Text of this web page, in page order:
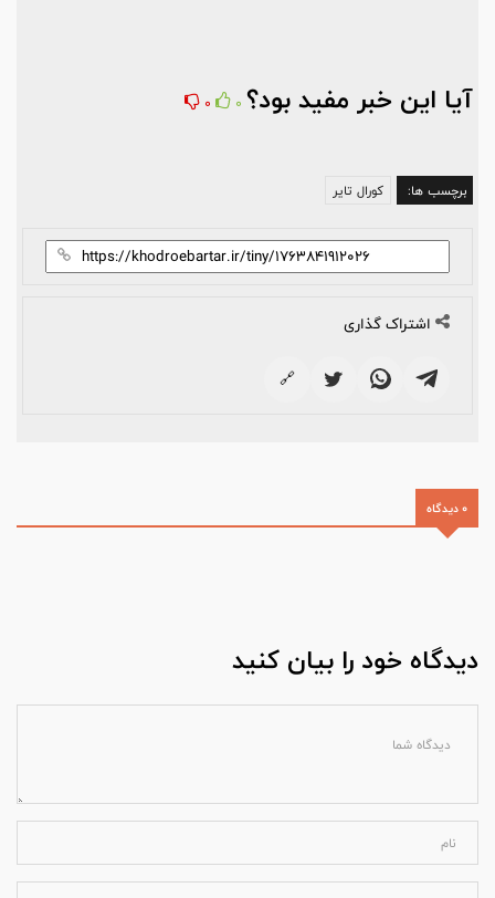
آیا این خبر مفید بود؟ 0
0
برچسب ها: کورال تایر
اشتراک گذاری
🔗
0 دیدگاه
دیدگاه خود را بیان کنید